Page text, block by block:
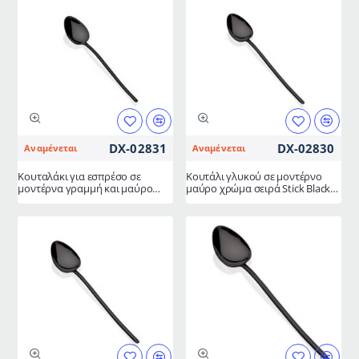
Αναμένεται DX-02831
Κουταλάκι για εσπρέσο σε
μοντέρνα γραμμή και μαύρο
Αναμένεται DX-02830
Κουτάλι γλυκού σε μοντέρνο
μαύρο χρώμα σειρά Stick Black